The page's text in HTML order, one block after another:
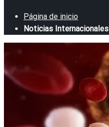
Página de inicio
Noticias Internacionales